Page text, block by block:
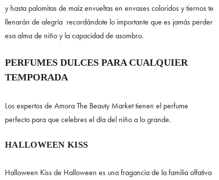
y hasta palomitas de maíz envueltas en envases coloridos y tiernos te
llenarán de alegría recordándote lo importante que es jamás perder
esa alma de niño y la capacidad de asombro.
PERFUMES DULCES PARA CUALQUIER
TEMPORADA
Los expertos de Amora The Beauty Market tienen el perfume
perfecto para que celebres el día del niño a lo grande.
HALLOWEEN KISS
Halloween Kiss de Halloween es una fragancia de la familia olfativa